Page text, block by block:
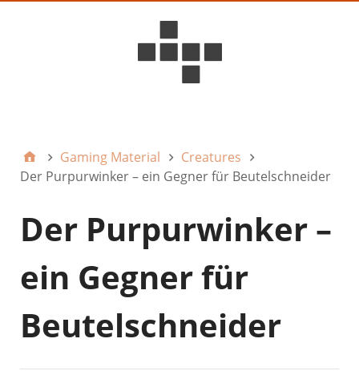
Gaming Material
Creatures
Der Purpurwinker – ein Gegner für Beutelschneider
Der Purpurwinker –
ein Gegner für
Beutelschneider